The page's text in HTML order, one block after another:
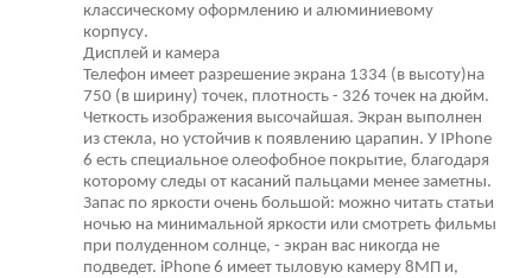
классическому оформлению и алюминиевому
корпусу.
Дисплей и камера
Телефон имеет разрешение экрана 1334 (в высоту)на
750 (в ширину) точек, плотность - 326 точек на дюйм.
Четкость изображения высочайшая. Экран выполнен
из стекла, но устойчив к появлению царапин. У IPhone
6 есть специальное олеофобное покрытие, благодаря
которому следы от касаний пальцами менее заметны.
Запас по яркости очень большой: можно читать статьи
ночью на минимальной яркости или смотреть фильмы
при полуденном солнце, - экран вас никогда не
подведет. iPhone 6 имеет тыловую камеру 8МП и,